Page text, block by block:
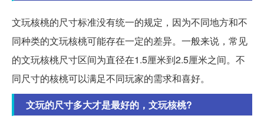
文玩核桃的尺寸标准没有统一的规定，因为不同地方和不
同种类的文玩核桃可能存在一定的差异。一般来说，常见
的文玩核桃尺寸区间为直径在1.5厘米到2.5厘米之间。不
同尺寸的核桃可以满足不同玩家的需求和喜好。
文玩的尺寸多大才是最好的，文玩核桃?